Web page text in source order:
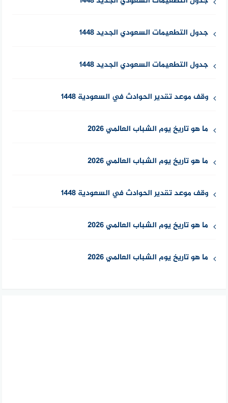
جدول التطعيمات السعودي الجديد 1448
جدول التطعيمات السعودي الجديد 1448
وقف موعد تقدير الحوادث في السعودية 1448
ما هو تاريخ يوم الشباب العالمي 2026
ما هو تاريخ يوم الشباب العالمي 2026
وقف موعد تقدير الحوادث في السعودية 1448
ما هو تاريخ يوم الشباب العالمي 2026
ما هو تاريخ يوم الشباب العالمي 2026